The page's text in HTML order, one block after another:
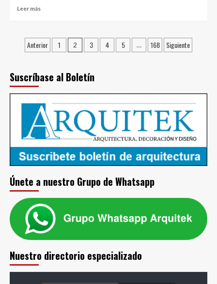
mixto
humanidad
construir
para
paz?
Leer más
Santa
Maria
años
su
oferta
de
proyectos
disponibles
al
2026
Paginación
entradas
Anterior 1 2 3 4 5 … 168 Siguiente
Suscríbase al Boletín
Únete a nuestro Grupo de Whatsapp
Nuestro directorio especializado